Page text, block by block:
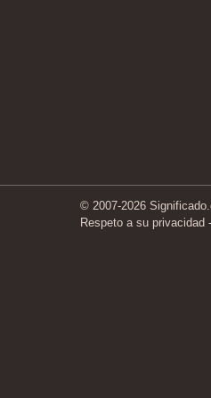
© 2007-2026
Respeto a su privacidad-